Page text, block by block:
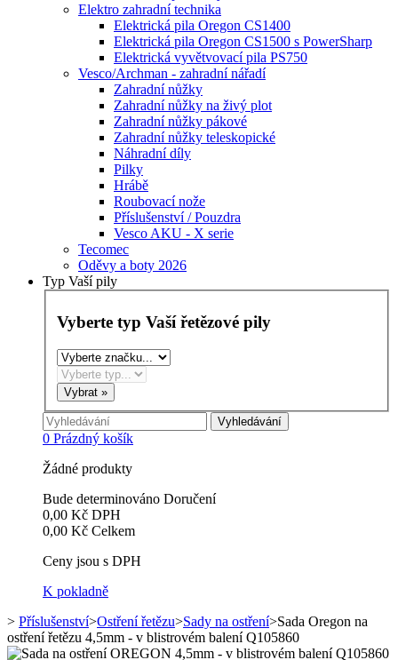
Elektro zahradní technika
Elektrická pila Oregon CS1400
Elektrická pila Oregon CS1500 s PowerSharp
Elektrická vyvětvovací pila PS750
Vesco/Archman - zahradní nářadí
Zahradní nůžky
Zahradní nůžky na živý plot
Zahradní nůžky pákové
Zahradní nůžky teleskopické
Náhradní díly
Pilky
Hrábě
Roubovací nože
Příslušenství / Pouzdra
Vesco AKU - X serie
Tecomec
Oděvy a boty 2026
Typ Vaší pily
Vyberte typ Vaší řetězové pily
Vyhledávání
0 Prázdný košík
Žádné produkty
Bude determinováno Doručení
0,00 Kč DPH
0,00 Kč Celkem
Ceny jsou s DPH
K pokladně
> Příslušenství>Ostření řetězu>Sady na ostření>Sada Oregon na
ostření řetězu 4,5mm - v blistrovém balení Q105860